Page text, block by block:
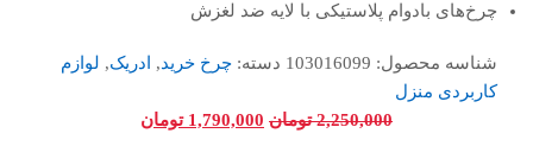
چرخ‌های بادوام پلاستیکی با لایه ضد لغزش
شناسه محصول: 103016099 دسته: چرخ خرید, ادریک, لوازم
کاربردی منزل
2,250,000 تومان 1,790,000 تومان